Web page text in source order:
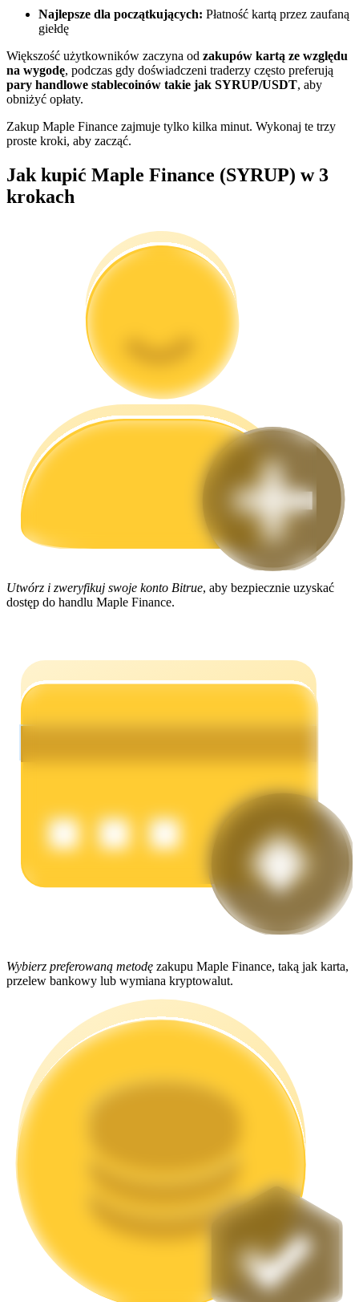
Informacja
Analiza Big Data, w tym informacje handlowe itp.
Przewodnik
Przewodnik dla początkujących dotyczący kontraktów futures
Mocna Świnka
Codziennie zdobywaj konkurencyjne nagrody
Wysokie zyski i natychmiastowy dostęp
Elastyczne stawianie zakładów, aby zarabiać na popularnych
tokenach
Najlepsze dla początkujących: Płatność kartą przez zaufaną
giełdę
Większość użytkowników zaczyna od zakupów kartą ze względu
na wygodę, podczas gdy doświadczeni traderzy często preferują
pary handlowe stablecoinów takie jak SYRUP/USDT, aby
obniżyć opłaty.
Zakup Maple Finance zajmuje tylko kilka minut. Wykonaj te trzy
proste kroki, aby zacząć.
Jak kupić Maple Finance (SYRUP) w 3
krokach
Utwórz i zweryfikuj swoje konto Bitrue, aby bezpiecznie uzyskać
dostęp do handlu Maple Finance.
Wybierz preferowaną metodę zakupu Maple Finance, taką jak karta,
przelew bankowy lub wymiana kryptowalut.